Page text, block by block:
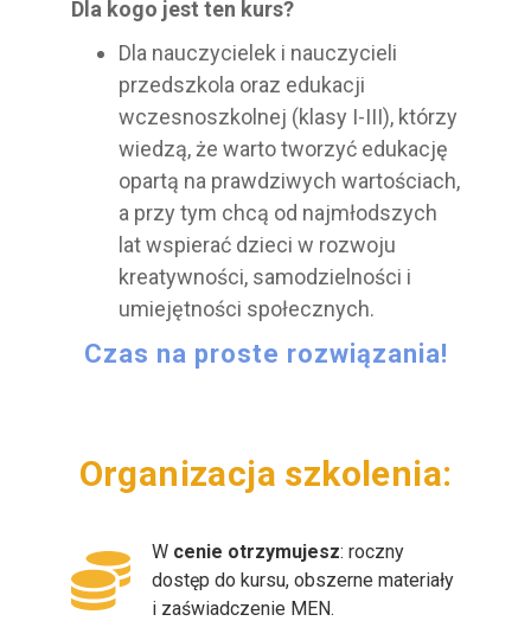
Dla kogo jest ten kurs?
Dla nauczycielek i nauczycieli
przedszkola oraz edukacji
wczesnoszkolnej (klasy I-III), którzy
wiedzą, że warto tworzyć edukację
opartą na prawdziwych wartościach,
a przy tym chcą od najmłodszych
lat wspierać dzieci w rozwoju
kreatywności, samodzielności i
umiejętności społecznych.
Czas na proste rozwiązania!
Organizacja
W cenie otrzymujesz: roczny
dostęp do kursu, obszerne materiały
i zaświadczenie MEN.